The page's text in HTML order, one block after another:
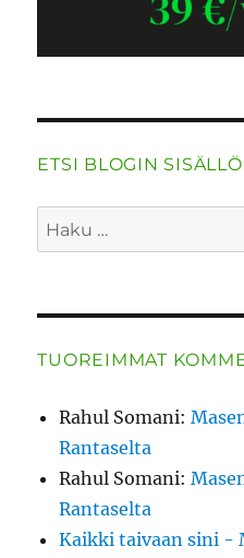
ETSI BLOGIN
Etsi:
TUOREIMMAT
Rahul Somani:
Rantaselta
Rahul Somani:
Rantaselta
Kaikki taivaan sini -